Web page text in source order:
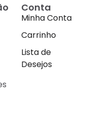
Conta
Minha Conta
Carrinho
Lista de
Desejos